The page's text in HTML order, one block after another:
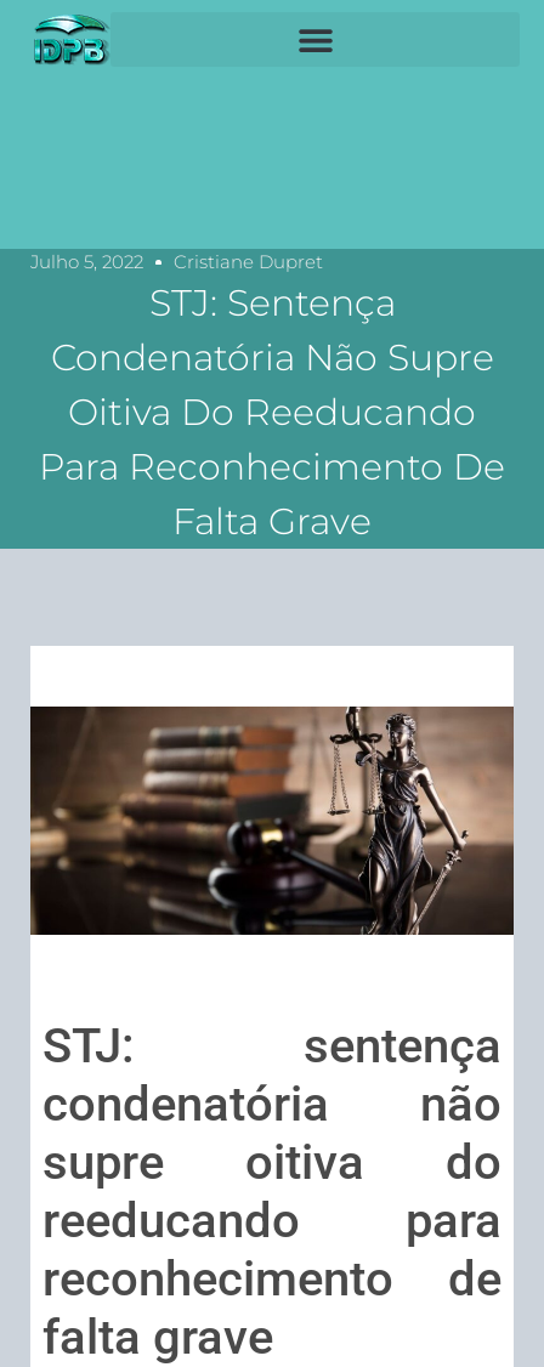
Julho 5, 2022 Cristiane Dupret
STJ: Sentença
Condenatória Não Supre
Oitiva Do Reeducando
Para Reconhecimento De
Falta Grave
STJ: sentença
condenatória não
supre oitiva do
reeducando para
reconhecimento de
falta grave